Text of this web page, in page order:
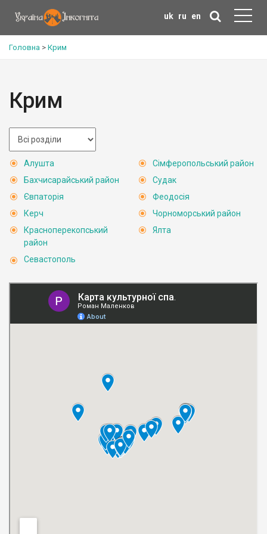
uk ru en
Головна > Крим
Крим
Алушта
Бахчисарайський район
Євпаторія
Керч
Красноперекопський
район
Севастополь
Сімферопольський район
Судак
Феодосія
Чорноморський район
Ялта